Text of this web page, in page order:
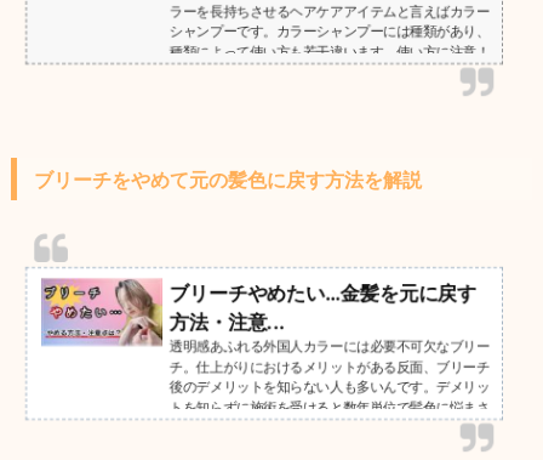
ラーを長持ちさせるヘアケアアイテムと言えばカラー
シャンプーです。カラーシャンプーには種類があり、
種類によって使い方も若干違います。使い方に注意！
美容師 森越 正しいカラーシャンプーの選別と、使い
方をしないと意味がなくなってしまう可能性がありま
ブリーチをやめて元の髪色に戻す方法を解説
ブリーチやめたい…金髪を元に戻す
方法・注意...
透明感あふれる外国人カラーには必要不可欠なブリー
チ。仕上がりにおけるメリットがある反面、ブリーチ
後のデメリットを知らない人も多いんです。デメリッ
トを知らずに施術を受けると数年単位で髪色に悩まさ
れることも。本記事ではブリーチをやめる方法・ブリ
ーチ前に知っておきたい注意点について解説しまし